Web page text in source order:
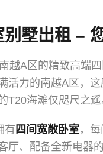
墅出租 –
越A区的精致高端
活力的南越A区，
T20海滩仅咫尺之遥
有 四间宽敞卧室，
厅、配备全新电器